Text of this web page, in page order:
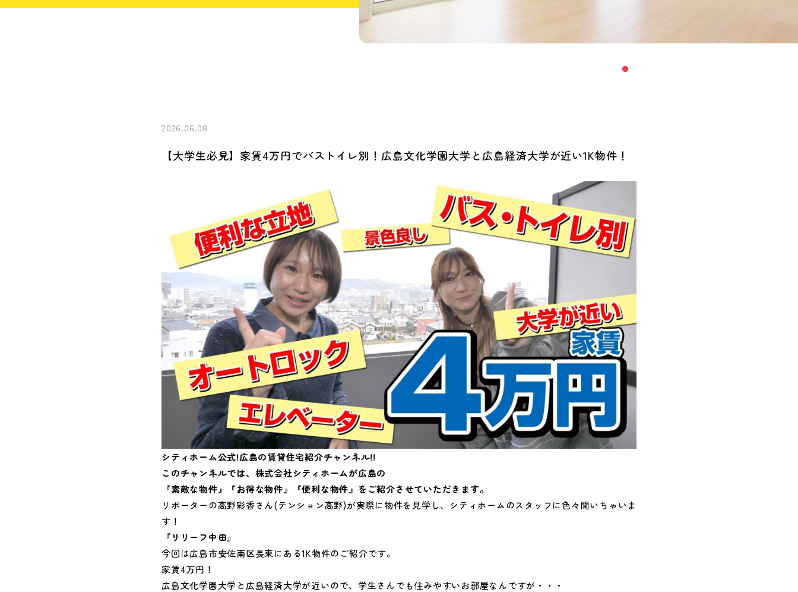
2026.06.08
【大学生必見】家賃4万円でバストイレ別！広島文化学園大学と広島経済大学が近い1K物件！
シティホーム公式!広島の賃貸住宅紹介チャンネル!!
このチャンネルでは、株式会社シティホームが広島の
『素敵な物件』『お得な物件』『便利な物件』をご紹介させていただきます。
リポーターの高野彩香さん(テンション高野)が実際に物件を見学し、シティホームのスタッフに色々聞いちゃいま
す！
『 リリーフ中田』
今回は広島市安佐南区長束にある1K物件のご紹介です。
家賃4万円！
広島文化学園大学と広島経済大学が近いので、学生さんでも住みやすいお部屋なんですが・・・